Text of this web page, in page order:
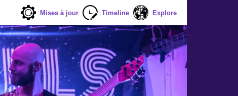
Mises à jour Timeline Explore